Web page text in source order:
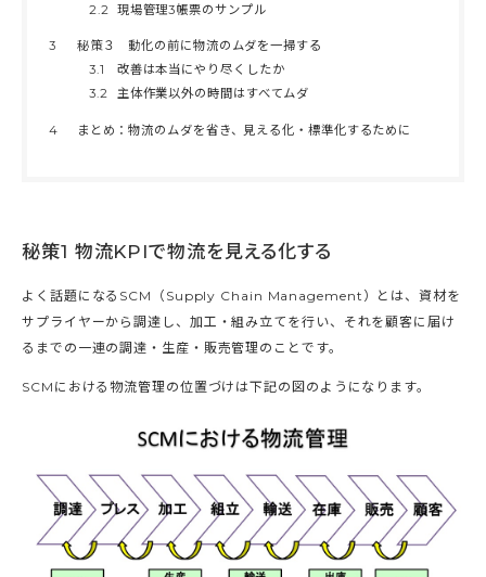
2.2 現場管理3帳票のサンプル
3
秘策３ 動化の前に物流のムダを一掃する
3.1
改善は本当にやり尽くしたか
3.2
主体作業以外の時間はすべてムダ
4 まとめ：物流のムダを省き、見える化・標準化するために
秘策1 物流KPIで物流を見える化する
よく話題になるSCM（Supply Chain Management）とは、資材を
サプライヤーから調達し、加工・組み立てを行い、それを顧客に届け
るまでの一連の調達・生産・販売管理のことです。
SCMにおける物流管理の位置づけは下記の図のようになります。